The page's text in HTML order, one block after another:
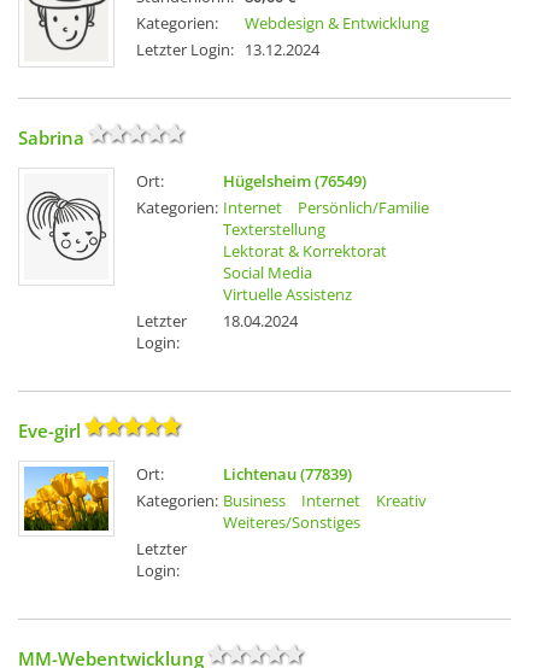
Kategorien:
Webdesign & Entwicklung
Letzter Login: 13.12.2024
Sabrina
Ort:
Hügelsheim (76549)
Kategorien: Internet
Persönlich/Familie
Texterstellung
Lektorat & Korrektorat
Social Media
Virtuelle Assistenz
Letzter
Login:
18.04.2024
Eve-girl
Ort:
Lichtenau (77839)
Kategorien: Business Internet
Kreativ
Weiteres/Sonstiges
Letzter
Login:
MM-Webentwicklung